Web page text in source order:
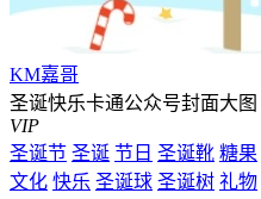
KM嘉哥
圣诞快乐卡通公众号封面大图
VIP
圣诞节 圣诞 节日 圣诞靴 糖果
文化 快乐 圣诞球 圣诞树 礼物